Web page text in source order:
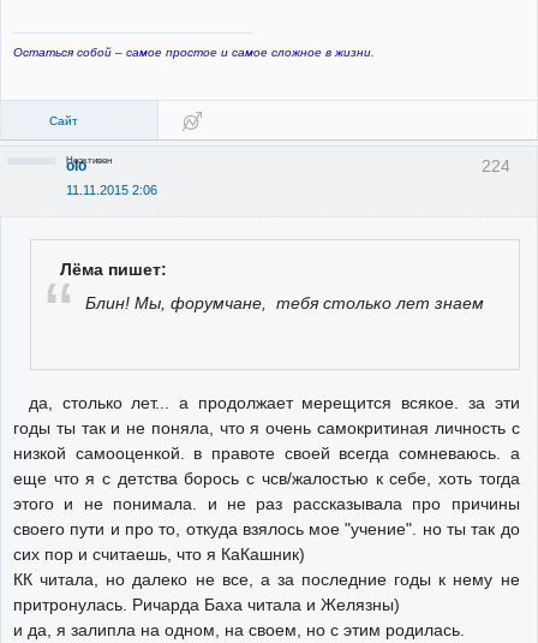
Остаться собой – самое простое и самое сложное в жизни.
Сайт
224
olo
11.11.2015 2:06
Неактивен
Лёма пишет:
Блин! Мы, форумчане, тебя столько лет знаем
да, столько лет... а продолжает мерещится всякое. за эти
годы ты так и не поняла, что я очень самокритиная личность с
низкой самооценкой. в правоте своей всегда сомневаюсь. а
еще что я с детства борось с чсв/жалостью к себе, хоть тогда
этого и не понимала. и не раз рассказывала про причины
своего пути и про то, откуда взялось мое "учение". но ты так до
сих пор и считаешь, что я КаКашник)
КК читала, но далеко не все, а за последние годы к нему не
притронулась. Ричарда Баха читала и Желязны)
и да, я залипла на одном, на своем, но с этим родилась.